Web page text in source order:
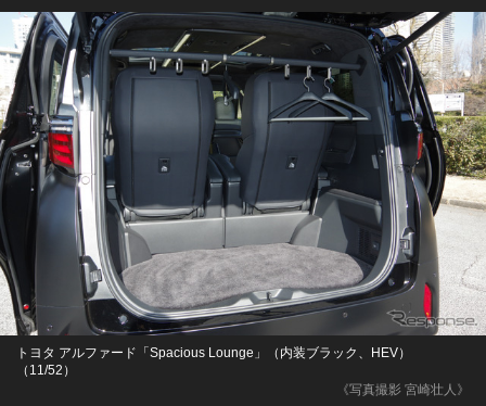
《写真撮影 宮崎壮人》
トヨタ アルファード「Spacious Lounge」（内装ブラック、HEV）
（11/52）